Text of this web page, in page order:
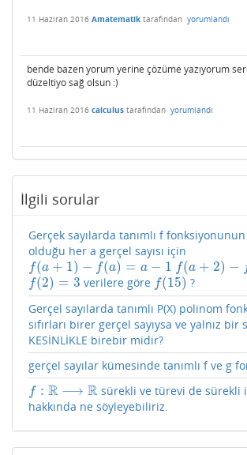
11 Haziran 2016 Amatematik tarafından yorumlandı
bende bazen yorum yerine çözüme yazıyorum
düzeltiyo sağ olsun :)
11 Haziran 2016 calculus tarafından yorumlandı
İlgili sorular
Gerçek sayılarda tanımlı f fonksiyonunun
olduğu her a gerçel sayısı için
f(a + 1) − f(a) = a − 1
f(a+1)− f(a =a −1 f(a + 2) −
f(a+2)− f(a =a +
f(2) = 3
f(2)=3 verilere göre f(15)
f(15)
?
Gerçel sayılarda tanımlı P(X) polinom
sıfırları birer gerçel sayıysa ve yalnız bir
KESİNLİKLE birebir midir?
gerçel sayılar kümesinde tanımlı f ve g
f : R ⟶ R
f:R⟶ R sürekli ve türevi de sürekli
hakkında ne söyleyebiliriz.